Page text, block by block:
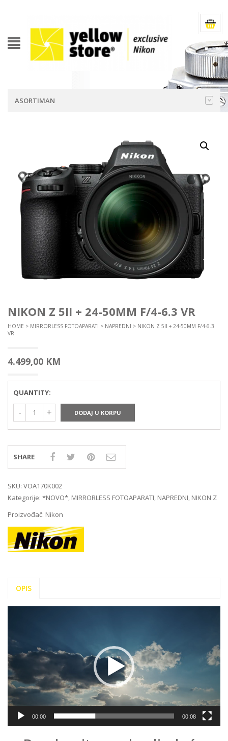
ASORTIMAN
NIKON Z 5II + 24-50MM F/4-6.3 VR
HOME > MIRRORLESS FOTOAPARATI > NAPREDNI > NIKON Z 5II + 24-50MM F/4-6.3
VR
4.499,00 KM
QUANTITY:
DODAJ U KORPU
SHARE
SKU: VOA170K002
Kategorije: *NOVO*, MIRRORLESS FOTOAPARATI, NAPREDNI, NIKON Z
Proizvođač: Nikon
OPIS
00:00 00:08